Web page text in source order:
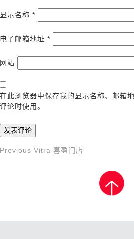
显示名称 *
电子邮箱地址 *
网站
在此浏览器中保存我的显示名称、邮箱
评论时使用。
文
Previous
Previous Vitra 喜盈门店